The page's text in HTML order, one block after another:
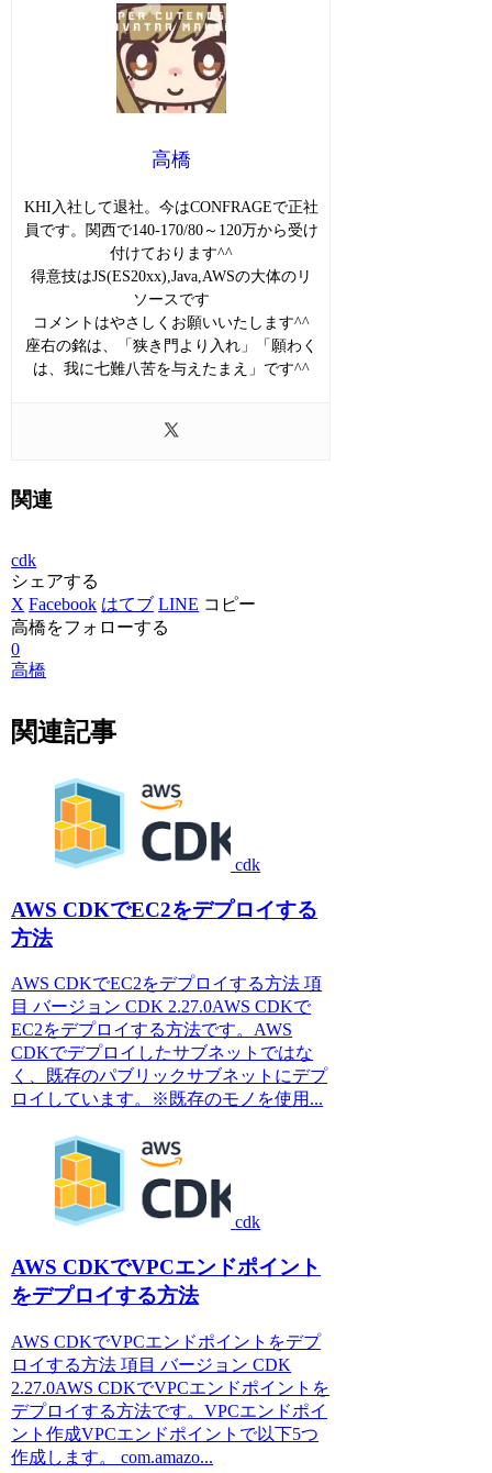
高橋
KHI入社して退社。今はCONFRAGEで正社
員です。関西で140-170/80～120万から受け
付けております^^
得意技はJS(ES20xx),Java,AWSの大体のリ
ソースです
コメントはやさしくお願いいたします^^
座右の銘は、「狭き門より入れ」「願わく
は、我に七難八苦を与えたまえ」です^^
関連
cdk
シェアする
X Facebook はてブ LINE コピー
高橋をフォローする
0
高橋
関連記事
cdk
AWS CDKでEC2をデプロイする
方法
AWS CDKでEC2をデプロイする方法 項
目 バージョン CDK 2.27.0AWS CDKで
EC2をデプロイする方法です。AWS
CDKでデプロイしたサブネットではな
く、既存のパブリックサブネットにデプ
ロイしています。※既存のモノを使用...
cdk
AWS CDKでVPCエンドポイント
をデプロイする方法
AWS CDKでVPCエンドポイントをデプ
ロイする方法 項目 バージョン CDK
2.27.0AWS CDKでVPCエンドポイントを
デプロイする方法です。VPCエンドポイ
ント作成VPCエンドポイントで以下5つ
作成します。 com.amazo...